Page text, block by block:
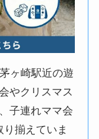
ヶ崎駅近の遊
やクリスマス
子連れママ会
揃えていま